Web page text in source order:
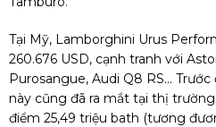
Tại Mỹ, Lamborghini Urus
260.676 USD, cạnh tranh với
Purosangue, Audi Q8 RS...
này cũng đã ra mắt tại thị
điểm 25,49 triệu bath (tương